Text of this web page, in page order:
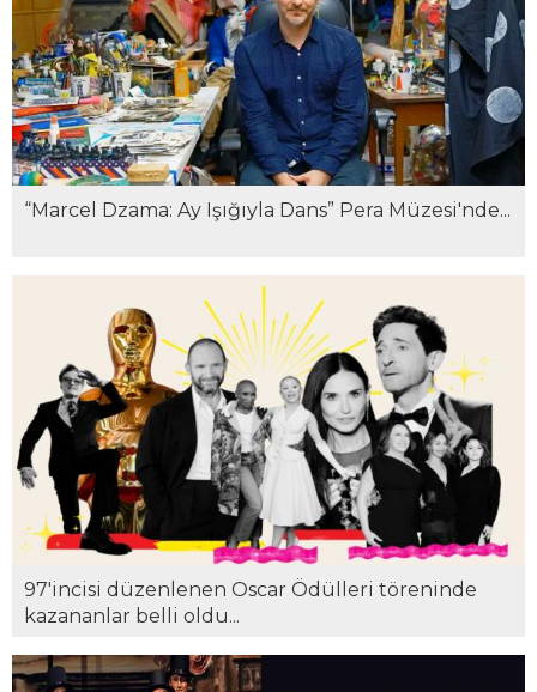
“Marcel Dzama: Ay Işığıyla Dans” Pera Müzesi'nde...
97'incisi düzenlenen Oscar Ödülleri töreninde
kazananlar belli oldu...